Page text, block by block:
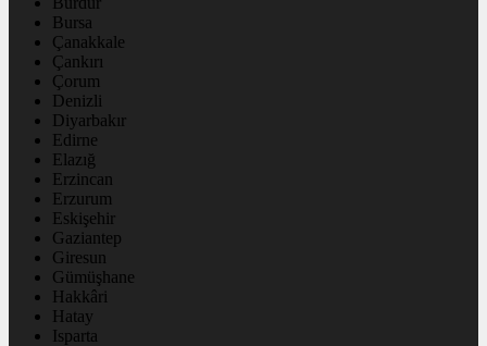
Bursa
Çanakkale
Çankırı
Çorum
Denizli
Diyarbakır
Edirne
Elazığ
Erzincan
Erzurum
Eskişehir
Gaziantep
Giresun
Gümüşhane
Hakkâri
Hatay
Isparta